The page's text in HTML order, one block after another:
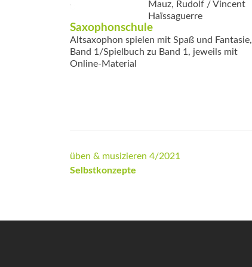
Mauz, Rudolf / Vincent
Haïssaguerre
Saxophonschule
Altsaxophon spielen mit Spaß und Fantasie,
Band 1/Spielbuch zu Band 1, jeweils mit
Online-Material
Beitrags-
Navigation
üben & musizieren 4/2021
Selbstkonzepte